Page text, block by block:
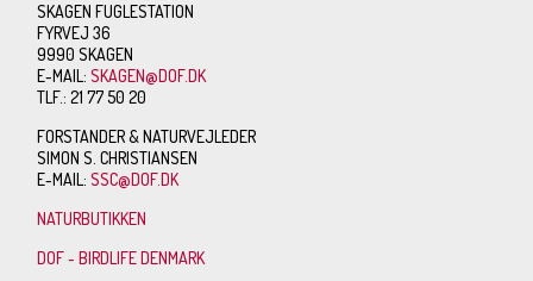
SKAGEN FUGLESTATION
FYRVEJ 36
9990 SKAGEN
E-MAIL:SKAGEN@DOF.DK
TLF.: 21 77 50 20
FORSTANDER & NATURVEJLEDER
SIMON S. CHRISTIANSEN
E-MAIL:SSC@DOF.DK
NATURBUTIKKEN
DOF - BIRDLIFE DENMARK